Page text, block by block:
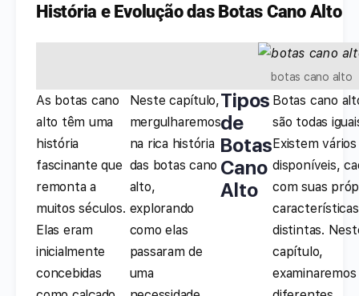
História e Evolução das Botas Cano Alto
botas cano alto
As botas cano
alto têm uma
história
fascinante que
remonta a
muitos séculos.
Elas eram
inicialmente
concebidas
Neste capítulo,
mergulharemos
na rica história
das botas cano
alto,
explorando
como elas
passaram de
uma
Tipos
de
Botas
Cano
Alto
Botas cano
são todas
Existem
disponíveis,
com suas
características
distintas.
capítulo,
examinaremos